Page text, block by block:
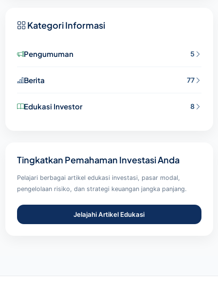
Kategori Informasi
Pengumuman 5
Berita 77
Edukasi Investor 8
Tingkatkan Pemahaman Investasi Anda
Pelajari berbagai artikel edukasi investasi, pasar modal,
pengelolaan risiko, dan strategi keuangan jangka panjang.
Jelajahi Artikel Edukasi